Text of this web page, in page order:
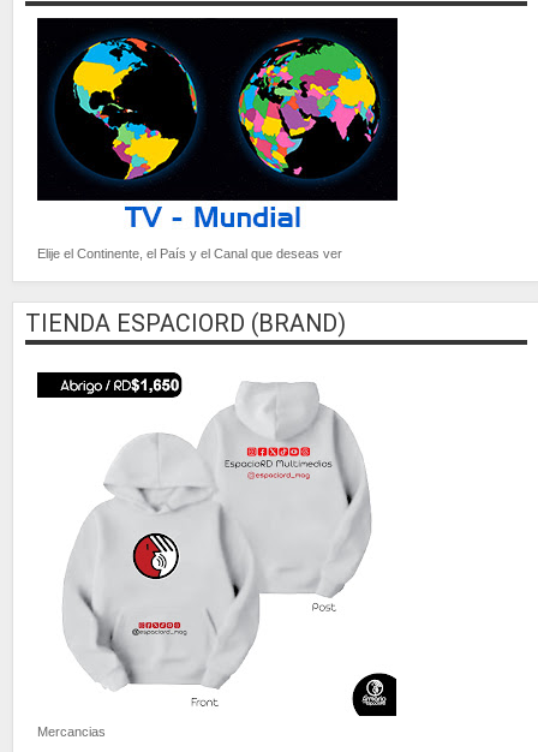
Elije el Continente, el País y el Canal que deseas ver
TIENDA ESPACIORD (BRAND)
Mercancias